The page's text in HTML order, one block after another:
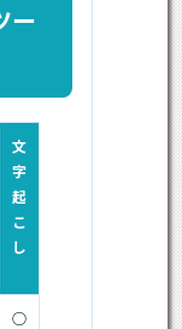
ー
文
字
起
こ
し
○